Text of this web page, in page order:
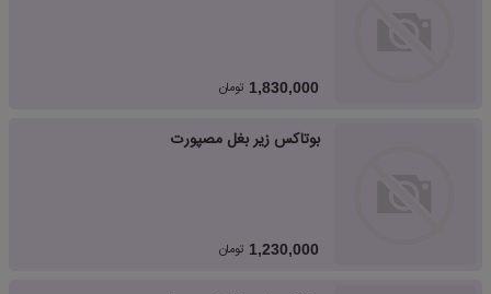
1,830,000 تومان
بوتاکس زیر بغل مصپورت
1,230,000 تومان